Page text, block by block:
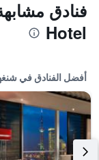
Hotel
أفضل الفنادق في